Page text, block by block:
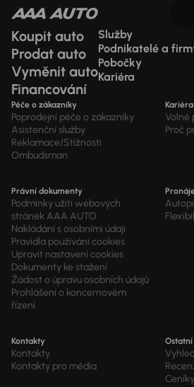
Koupit auto
Prodat auto
Vyměnit auto
Financování
Služby
Podnikatelé a
Pobočky
Kariéra
Péče o zákazníky
Poprodejní péče o zákazníky
Asistenční služby
Reklamace/Stížnosti
Ombudsman
Kariéra
Volné
Proč
Právní dokumenty
Podmínky užití webových
stránek AAA AUTO
Nakládání s osobními údaji
Pravidla používání cookies
Upravit nastavení cookies
Dokumenty ke stažení
Žádost o úpravu osobních údajů
Prohlášení o koncernovém
řízení
Kontakty
Kontakty
Kontakty pro média